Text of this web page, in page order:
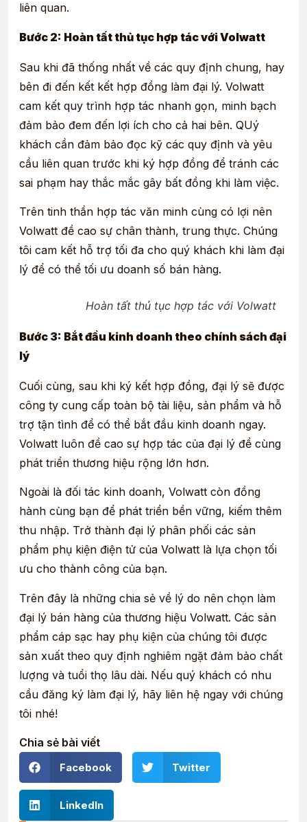
liên quan.
Bước 2: Hoàn tất thủ tục hợp tác với Volwatt
Sau khi đã thống nhất về các quy định chung, hay
bên đi đến kết kết hợp đồng làm đại lý. Volwatt
cam kết quy trình hợp tác nhanh gọn, minh bạch
đảm bảo đem đến lợi ích cho cả hai bên. QUý
khách cần đảm bảo đọc kỹ các quy định và yêu
cầu liên quan trước khi ký hợp đồng để tránh các
sai phạm hay thắc mắc gây bất đồng khi làm việc.
Trên tinh thần hợp tác văn minh cùng có lợi nên
Volwatt đề cao sự chân thành, trung thực. Chúng
tôi cam kết hỗ trợ tối đa cho quý khách khi làm đại
lý để có thể tối ưu doanh số bán hàng.
Hoàn tất thủ tục hợp tác với Volwatt
Bước 3: Bắt đầu kinh doanh theo chính sách đại
lý
Cuối cùng, sau khi ký kết hợp đồng, đại lý sẽ được
công ty cung cấp toàn bộ tài liệu, sản phẩm và hỗ
trợ tận tình để có thể bắt đầu kinh doanh ngay.
Volwatt luôn đề cao sự hợp tác của đại lý để cùng
phát triển thương hiệu rộng lớn hơn.
Ngoài là đối tác kinh doanh, Volwatt còn đồng
hành cùng bạn để phát triển bền vững, kiếm thêm
thu nhập. Trở thành đại lý phân phối các sản
phẩm phụ kiện điện tử của Volwatt là lựa chọn tối
ưu cho thành công của bạn.
Trên đây là những chia sẻ về lý do nên chọn làm
đại lý bán hàng của thương hiệu Volwatt. Các sản
phẩm cáp sạc hay phụ kiện của chúng tôi được
sản xuất theo quy định nghiêm ngặt đảm bảo chất
lượng và tuổi thọ lâu dài. Nếu quý khách có nhu
cầu đăng ký làm đại lý, hãy liên hệ ngay với chúng
tôi nhé!
Chia sẻ bài viết
Facebook Twitter
LinkedIn